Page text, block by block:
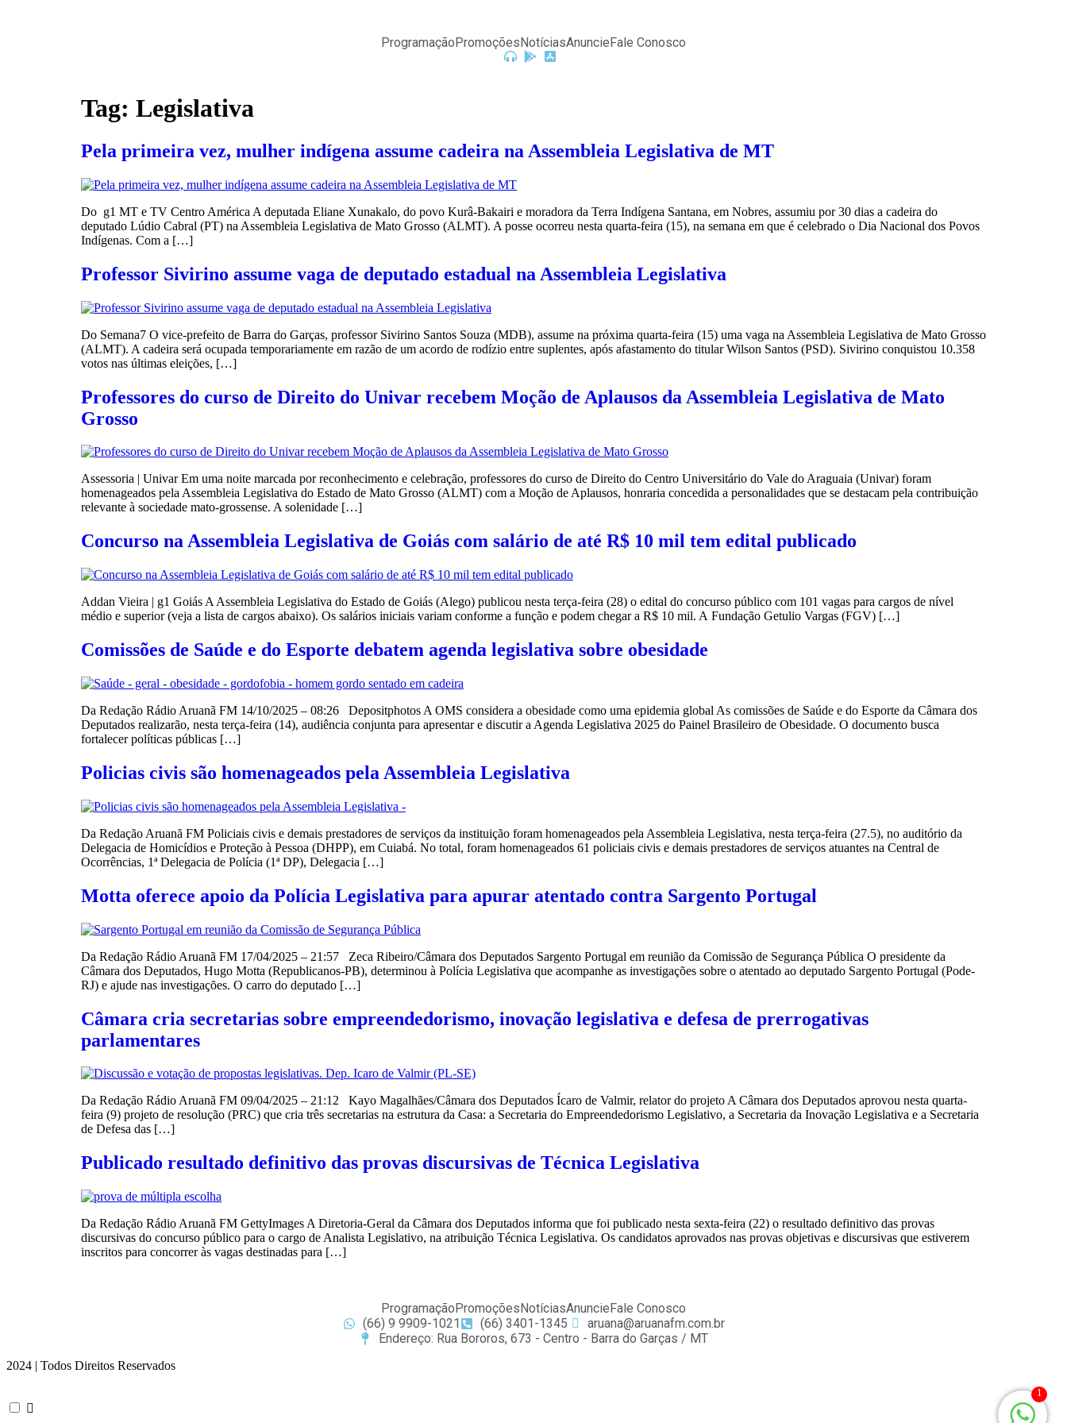
ProgramaçãoPromoçõesNotíciasAnuncieFale Conosco
Tag: Legislativa
Pela primeira vez, mulher indígena assume cadeira na Assembleia Legislativa de MT
Do g1 MT e TV Centro América A deputada Eliane Xunakalo, do povo Kurâ-Bakairi e moradora da Terra Indígena Santana, em Nobres, assumiu por 30 dias a cadeira do
deputado Lúdio Cabral (PT) na Assembleia Legislativa de Mato Grosso (ALMT). A posse ocorreu nesta quarta-feira (15), na semana em que é celebrado o Dia Nacional dos Povos
Indígenas. Com a […]
Professor Sivirino assume vaga de deputado estadual na Assembleia Legislativa
Do Semana7 O vice-prefeito de Barra do Garças, professor Sivirino Santos Souza (MDB), assume na próxima quarta-feira (15) uma vaga na Assembleia Legislativa de Mato Grosso
(ALMT). A cadeira será ocupada temporariamente em razão de um acordo de rodízio entre suplentes, após afastamento do titular Wilson Santos (PSD). Sivirino conquistou 10.358
votos nas últimas eleições, […]
Professores do curso de Direito do Univar recebem Moção de Aplausos da Assembleia Legislativa de Mato
Grosso
Assessoria | Univar Em uma noite marcada por reconhecimento e celebração, professores do curso de Direito do Centro Universitário do Vale do Araguaia (Univar) foram
homenageados pela Assembleia Legislativa do Estado de Mato Grosso (ALMT) com a Moção de Aplausos, honraria concedida a personalidades que se destacam pela contribuição
relevante à sociedade mato-grossense. A solenidade […]
Concurso na Assembleia Legislativa de Goiás com salário de até R$ 10 mil tem edital publicado
Addan Vieira | g1 Goiás A Assembleia Legislativa do Estado de Goiás (Alego) publicou nesta terça-feira (28) o edital do concurso público com 101 vagas para cargos de nível
médio e superior (veja a lista de cargos abaixo). Os salários iniciais variam conforme a função e podem chegar a R$ 10 mil. A Fundação Getulio Vargas (FGV) […]
Comissões de Saúde e do Esporte debatem agenda legislativa sobre obesidade
Da Redação Rádio Aruanã FM 14/10/2025 – 08:26 Depositphotos A OMS considera a obesidade como uma epidemia global As comissões de Saúde e do Esporte da Câmara dos
Deputados realizarão, nesta terça-feira (14), audiência conjunta para apresentar e discutir a Agenda Legislativa 2025 do Painel Brasileiro de Obesidade. O documento busca
fortalecer políticas públicas […]
Policias civis são homenageados pela Assembleia Legislativa
Da Redação Aruanã FM Policiais civis e demais prestadores de serviços da instituição foram homenageados pela Assembleia Legislativa, nesta terça-feira (27.5), no auditório da
Delegacia de Homicídios e Proteção à Pessoa (DHPP), em Cuiabá. No total, foram homenageados 61 policiais civis e demais prestadores de serviços atuantes na Central de
Ocorrências, 1ª Delegacia de Polícia (1ª DP), Delegacia […]
Motta oferece apoio da Polícia Legislativa para apurar atentado contra Sargento Portugal
Da Redação Rádio Aruanã FM 17/04/2025 – 21:57 Zeca Ribeiro/Câmara dos Deputados Sargento Portugal em reunião da Comissão de Segurança Pública O presidente da
Câmara dos Deputados, Hugo Motta (Republicanos-PB), determinou à Polícia Legislativa que acompanhe as investigações sobre o atentado ao deputado Sargento Portugal (Pode-
RJ) e ajude nas investigações. O carro do deputado […]
Câmara cria secretarias sobre empreendedorismo, inovação legislativa e defesa de prerrogativas
parlamentares
Da Redação Rádio Aruanã FM 09/04/2025 – 21:12 Kayo Magalhães/Câmara dos Deputados Ícaro de Valmir, relator do projeto A Câmara dos Deputados aprovou nesta quarta-
feira (9) projeto de resolução (PRC) que cria três secretarias na estrutura da Casa: a Secretaria do Empreendedorismo Legislativo, a Secretaria da Inovação Legislativa e a Secretaria
de Defesa das […]
Publicado resultado definitivo das provas discursivas de Técnica Legislativa
Da Redação Rádio Aruanã FM GettyImages A Diretoria-Geral da Câmara dos Deputados informa que foi publicado nesta sexta-feira (22) o resultado definitivo das provas
discursivas do concurso público para o cargo de Analista Legislativo, na atribuição Técnica Legislativa. Os candidatos aprovados nas provas objetivas e discursivas que estiverem
inscritos para concorrer às vagas destinadas para […]
Programação Promoções NotíciasAnuncie Fale Conosco
(66) 9 9909-1021
(66) 3401-1345
aruana@aruanafm.com.br
Endereço: Rua Bororos, 673 - Centro - Barra do Garças / MT
2024 | Todos Direitos Reservados
1